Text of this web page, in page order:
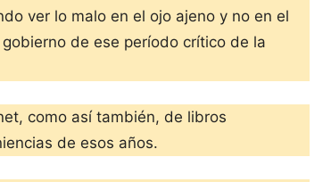
ver lo malo en el ojo ajeno y no en el
de ese período crítico de la
como así también, de libros
de esos años.